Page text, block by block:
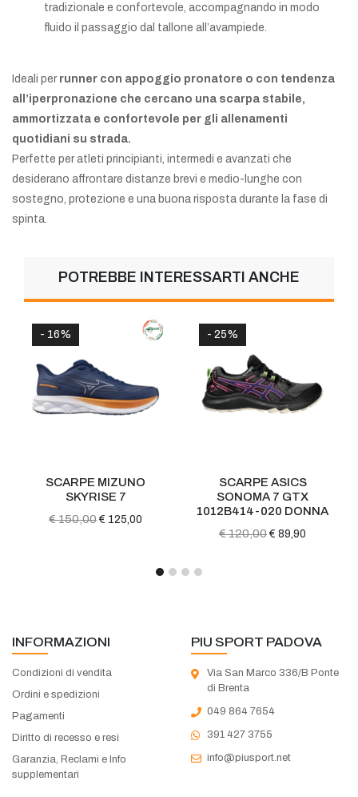
tradizionale e confortevole, accompagnando in modo
fluido il passaggio dal tallone all’avampiede.
Ideali per runner con appoggio pronatore o con tendenza
all’iperpronazione che cercano una scarpa stabile,
ammortizzata e confortevole per gli allenamenti
quotidiani su strada.
Perfette per atleti principianti, intermedi e avanzati che
desiderano affrontare distanze brevi e medio-lunghe con
sostegno, protezione e una buona risposta durante la fase di
spinta.
POTREBBE INTERESSARTI ANCHE
MIZUNO
SKYRISE 7
€ 125,00
- 25%
SCARPE ASICS
SONOMA 7 GTX
1012B414-020 DONNA
€ 89,90
INFORMAZIONI
Condizioni di vendita
Ordini e spedizioni
Pagamenti
Diritto di recesso e resi
Garanzia, Reclami e Info
supplementari
PIU SPORT PADOVA
Via San Marco 336/B Ponte
di Brenta
049 864 7654
391 427 3755
info@piusport.net